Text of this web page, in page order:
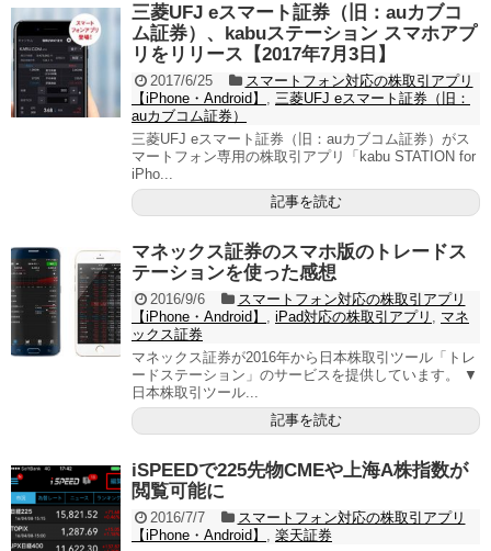
三菱UFJ eスマート証券（旧：auカブコ
ム証券）、kabuステーション スマホアプ
リをリリース【2017年7月3日】
2017/6/25
スマートフォン対応の株取引アプリ
【iPhone・Android】
三菱UFJ eスマート証券（旧：
auカブコム証券）
三菱UFJ eスマート証券（旧：auカブコム証券）がス
マートフォン専用の株取引アプリ「kabu STATION for
iPho...
記事を読む
マネックス証券のスマホ版のトレードス
テーションを使った感想
2016/9/6
スマートフォン対応の株取引アプリ
【iPhone・Android】
iPad対応の株取引アプリ
マネ
ックス証券
マネックス証券が2016年から日本株取引ツール「トレ
ードステーション」のサービスを提供しています。 ▼
日本株取引ツール...
記事を読む
iSPEEDで225先物CMEや上海A株指数が
閲覧可能に
2016/7/7
スマートフォン対応の株取引アプリ
【iPhone・Android】
楽天証券